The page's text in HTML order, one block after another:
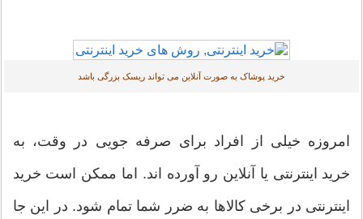
خرید پوشاک به صورت آنلاین می تواند ریسک بزرگی باشد
امروزه خیلی از افراد برای صرفه جویی در وقت، به
خرید اینترنتی یا آنلاین رو آورده اند. اما ممکن است خرید
اینترنتی در برخی کالاها به ضرر شما تمام شود. در این جا